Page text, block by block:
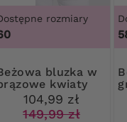
rozmiary
w
kwiaty
104,99 zł
149,99 zł
Beżowa bluzka